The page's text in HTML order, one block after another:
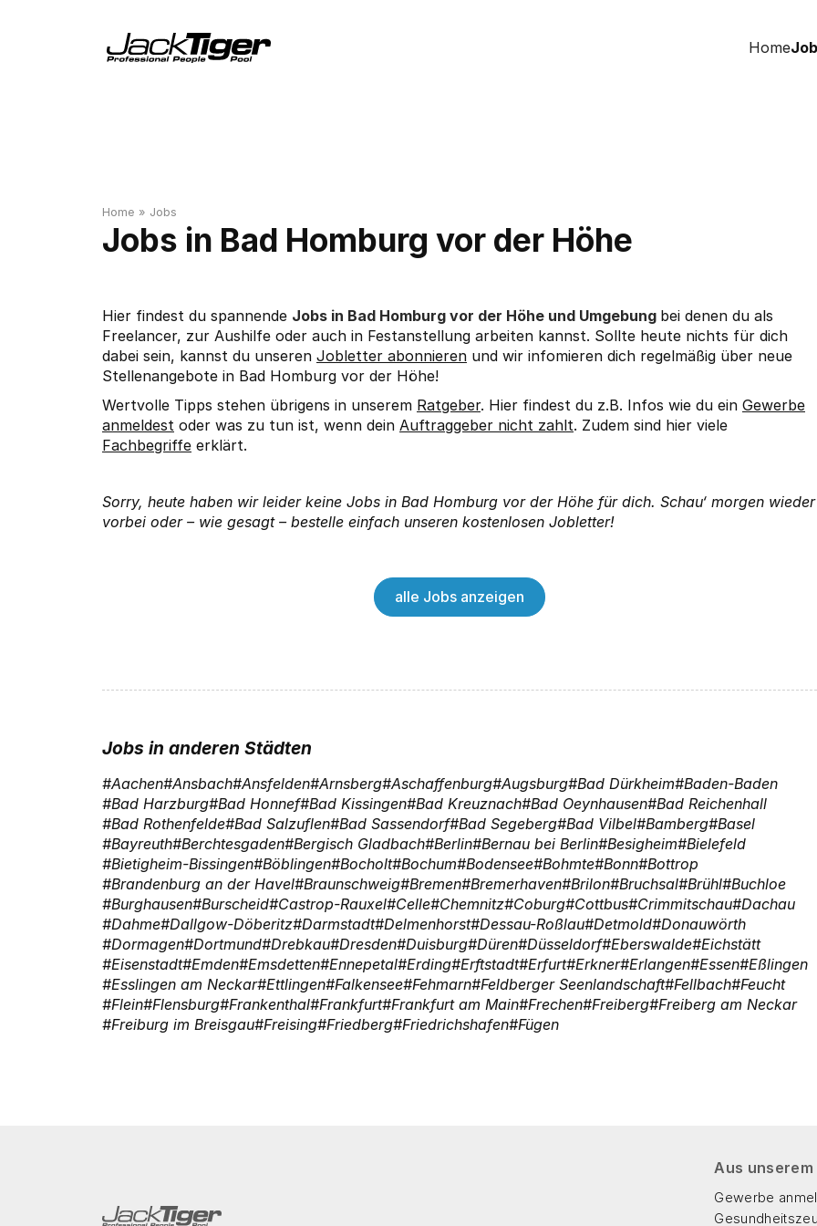
Home
Home » Jobs
Bad Homburg vor der Höhe
Hier findest du spannende Jobs in Bad Homburg vor der Höhe und Umgebung bei denen du als
Freelancer, zur Aushilfe oder auch in Festanstellung arbeiten kannst. Sollte heute nichts für dich
dabei sein, kannst du unseren Jobletter abonnieren und wir infomieren dich regelmäßig über neue
Stellenangebote in Bad Homburg vor der Höhe!
Wertvolle Tipps stehen übrigens in unserem Ratgeber. Hier findest du z.B. Infos wie du ein Gewerbe
anmeldest oder was zu tun ist, wenn dein Auftraggeber nicht zahlt. Zudem sind hier viele
Fachbegriffe erklärt.
Sorry, heute haben wir leider keine Jobs in Bad Homburg vor der Höhe für dich. Schau‘ morgen wieder
vorbei oder – wie gesagt – bestelle einfach unseren kostenlosen Jobletter!
alle Jobs anzeigen
Jobs in anderen Städten
Aachen Ansbach Ansfelden Arnsberg Aschaffenburg Augsburg Bad Dürkheim Baden-Baden
Bad Harzburg Bad Honnef Bad Kissingen Bad Kreuznach Bad Oeynhausen Bad Reichenhall
Bad Rothenfelde Bad Salzuflen Bad Sassendorf Bad Segeberg Bad Vilbel Bamberg Basel
Bayreuth Berchtesgaden Bergisch Gladbach Berlin Bernau bei Berlin Besigheim Bielefeld
Bietigheim-Bissingen Böblingen Bocholt Bochum Bodensee Bohmte Bonn Bottrop
Brandenburg an der Havel Braunschweig Bremen Bremerhaven Brilon Bruchsal Brühl Buchloe
Burghausen Burscheid Castrop-Rauxel Celle Chemnitz Coburg Cottbus Crimmitschau Dachau
Dahme Dallgow-Döberitz Darmstadt Delmenhorst Dessau-Roßlau Detmold Donauwörth
Dormagen Dortmund Drebkau Dresden Duisburg Düren Düsseldorf Eberswalde Eichstätt
Eisenstadt Emden Emsdetten Ennepetal Erding Erftstadt Erfurt Erkner Erlangen Essen Eßlingen
Esslingen am Neckar Ettlingen Falkensee Fehmarn Feldberger Seenlandschaft Fellbach Feucht
Flein Flensburg Frankenthal Frankfurt Frankfurt am Main Frechen Freiberg Freiberg am Neckar
Freiburg im Breisgau Freising Friedberg Friedrichshafen Fügen
Aus
Gewerbe